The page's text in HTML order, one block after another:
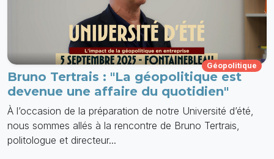
Géopolitique
Bruno Tertrais : "La géopolitique est
devenue une affaire du quotidien"
À l’occasion de la préparation de notre Université d’été,
nous sommes allés à la rencontre de Bruno Tertrais,
politologue et directeur...